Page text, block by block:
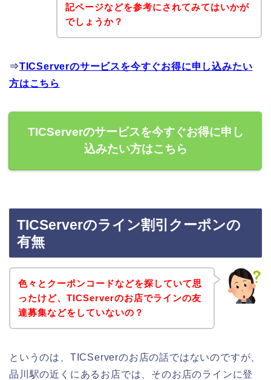
記ページなどを参考にされてみてはいかが
でしょうか？
⇒TICServerのサービスを今すぐお得に申し込みたい
方はこちら
TICServerのサービスを今すぐお得に申し
込みたい方はこちら
TICServerのライン割引クーポンの
有無
色々とクーポンコードなどを探していて思
ったけど、TICServerのお店でラインの友
達募集などをしていないの？
というのは、TICServerのお店の話ではないのですが、
品川駅の近くにあるお店では、そのお店のラインに登